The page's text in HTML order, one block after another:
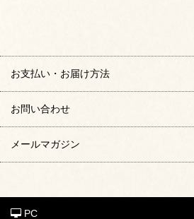
お支払い・お届け方法
お問い合わせ
メールマガジン
PC